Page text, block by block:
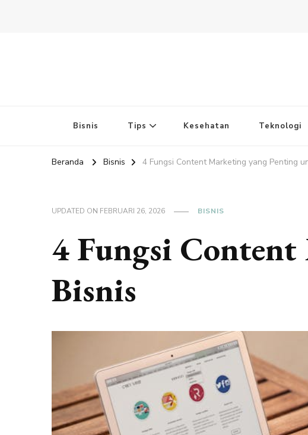
Bisnis Tips Kesehatan Teknologi
Beranda Bisnis 4 Fungsi Content Marketing yang Penting
UPDATED ON FEBRUARI 26, 2026 BISNIS
4 Fungsi
Bisnis